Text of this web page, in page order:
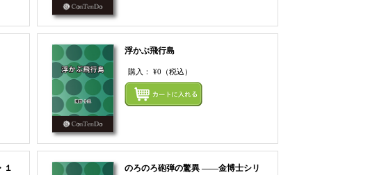
まとめてカートにいれる
浮かぶ飛行島
購入：¥0 （税込）
１
のろのろ砲弾の驚異 ――金博士シリ